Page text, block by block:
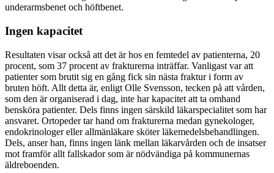
underarmsbenet och höftbenet.
Ingen kapacitet
Resultaten visar också att det är hos en femtedel av patienterna, 20
procent, som 37 procent av frakturerna inträffar. Vanligast var att
patienter som brutit sig en gång fick sin nästa fraktur i form av
bruten höft. Allt detta är, enligt Olle Svensson, tecken på att vården,
som den är organiserad i dag, inte har kapacitet att ta omhand
bensköra patienter. Dels finns ingen särskild läkarspecialitet som har
ansvaret. Ortopeder tar hand om frakturerna medan gynekologer,
endokrinologer eller allmänläkare sköter läkemedelsbehandlingen.
Dels, anser han, finns ingen länk mellan läkarvården och de insatser
mot framför allt fallskador som är nödvändiga på kommunernas
äldreboenden.